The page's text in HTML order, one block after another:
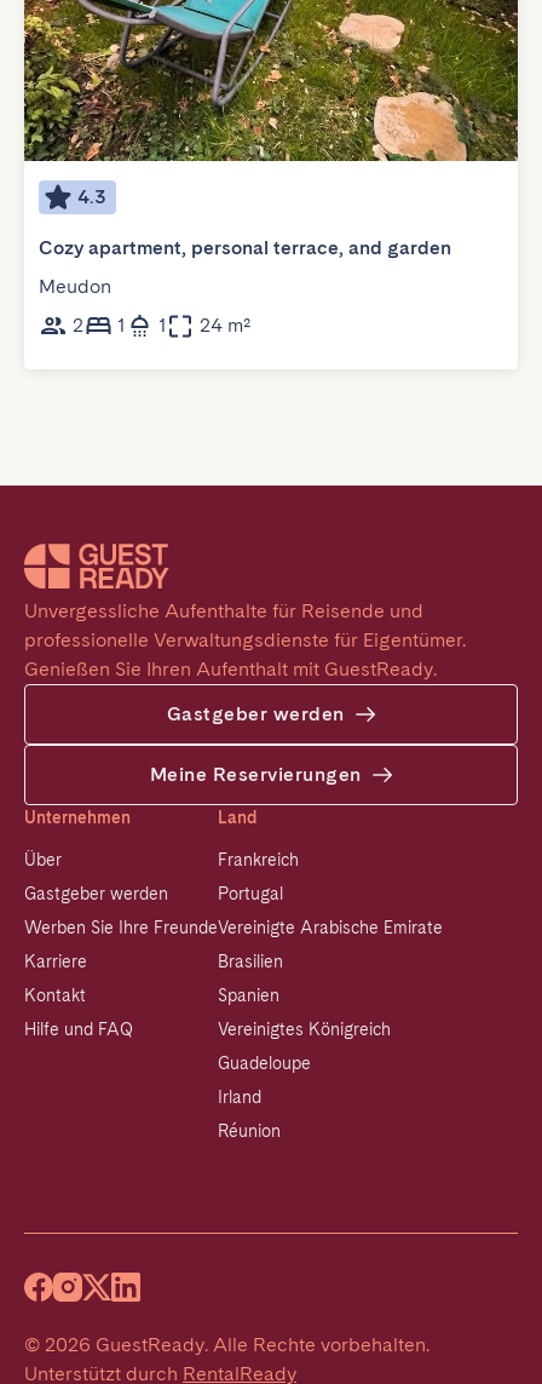
4.3
Cozy apartment, personal terrace, and garden
Meudon
2
1 1 24 m²
Unvergessliche Aufenthalte für Reisende und
professionelle Verwaltungsdienste für Eigentümer.
Genießen Sie Ihren Aufenthalt mit GuestReady.
Gastgeber werden
Meine Reservierungen
Unternehmen
Über
Gastgeber werden
Werben Sie Ihre Freunde
Karriere
Kontakt
Hilfe und FAQ
Land
Frankreich
Portugal
Vereinigte Arabische Emirate
Brasilien
Spanien
Vereinigtes Königreich
Guadeloupe
Irland
Réunion
© 2026 GuestReady. Alle Rechte vorbehalten.
Unterstützt durch RentalReady